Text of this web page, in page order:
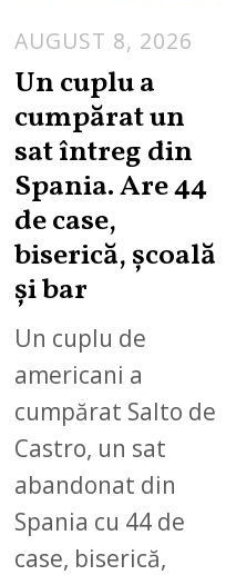
AUGUST 8, 2026
Un cuplu a
cumpărat un
sat întreg din
Spania. Are 44
de case,
biserică, școală
și bar
Un cuplu de
americani a
cumpărat Salto de
Castro, un sat
abandonat din
Spania cu 44 de
case, biserică,